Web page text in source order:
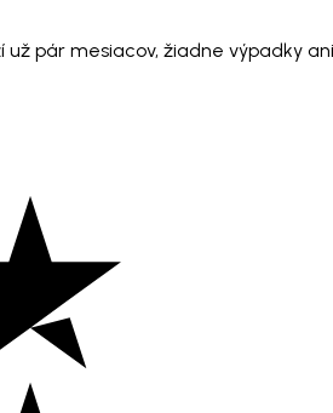
už pár mesiacov, žiadne výpadky